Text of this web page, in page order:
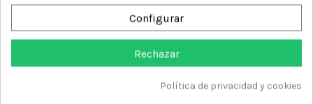
DETALLES DEL PRODUCTO
Configurar
Rechazar
Política de privacidad y cookies